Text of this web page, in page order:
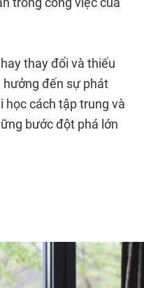
thay đổi và thiếu
hưởng đến sự phát
học cách tập trung và
bước đột phá lớn